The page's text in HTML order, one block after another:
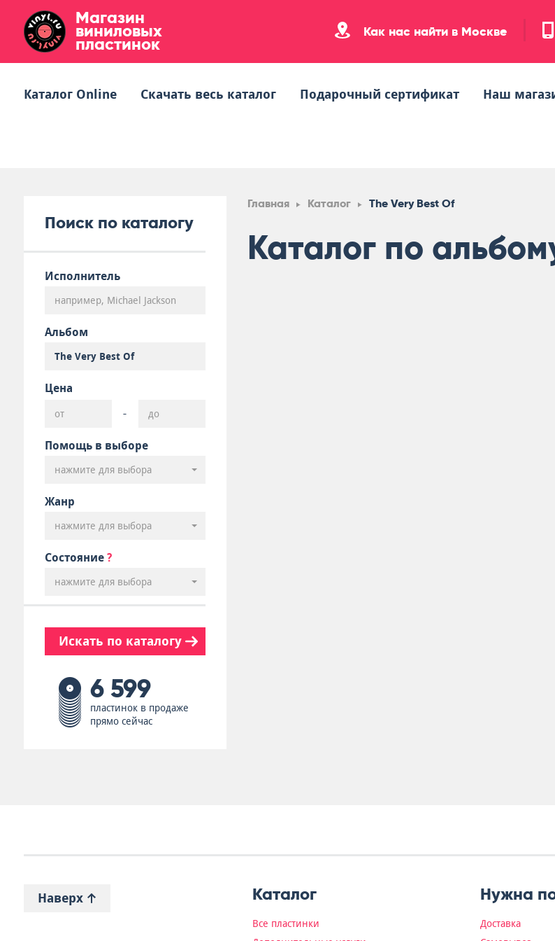
Магазин
виниловых
пластинок
Как нас найти в Москве
Каталог Online Скачать весь каталог Подарочный сертификат Наш
Поиск по каталогу
Исполнитель
Альбом
Цена
-
Помощь в выборе
нажмите для выбора
Жанр
нажмите для выбора
Состояние ?
нажмите для выбора
Искать по каталогу
6 599
пластинок в продаже
прямо сейчас
Главная Каталог The Very Best Of
Каталог по
Наверх Каталог
Все пластинки
Нужна
Доставка